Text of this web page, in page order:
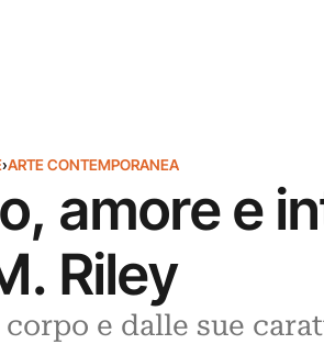
›ARTE CONTEMPORANEA
amore e
Riley
corpo e dalle sue